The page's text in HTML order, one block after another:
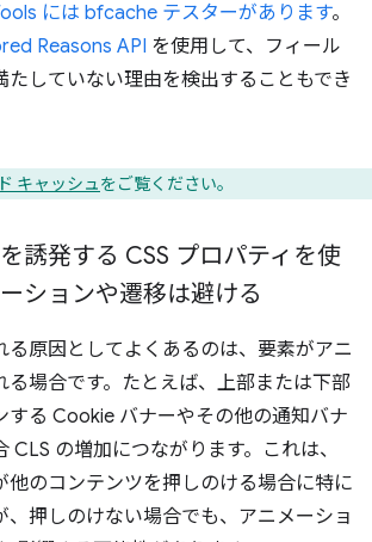
には bfcache テスターがあります。
Reasons API を使用して、フィール
たしていない理由を検出することもでき
キャッシュをご覧ください。
誘発する CSS プロパティを使
ションや遷移は避ける
る原因としてよくあるのは、要素がアニ
る場合です。たとえば、上部または下部
する Cookie バナーやその他の通知バナ
CLS の増加につながります。これは、
他のコンテンツを押しのける場合に特に
、押しのけない場合でも、アニメーショ